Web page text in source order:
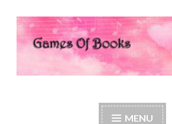
Accéder
au
contenu
Games Of Books
MENU